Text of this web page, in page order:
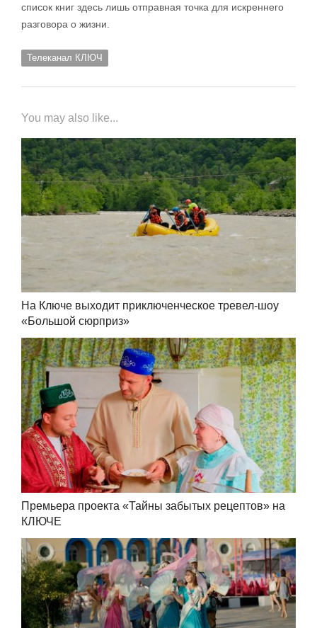
список книг здесь лишь отправная точка для искреннего
разговора о жизни.
Телеканал КЛЮЧ
You may also like...
На Ключе выходит приключенческое тревел-шоу
«Большой сюрприз»
Премьера проекта «Тайны забытых рецептов» на
КЛЮЧЕ